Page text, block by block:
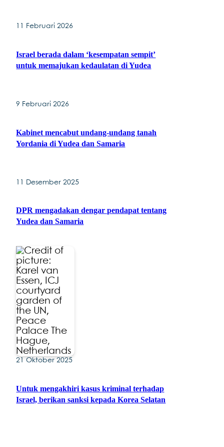
11 Februari 2026
Israel berada dalam ‘kesempatan sempit’
untuk memajukan kedaulatan di Yudea
9 Februari 2026
Kabinet mencabut undang-undang tanah
Yordania di Yudea dan Samaria
11 Desember 2025
DPR mengadakan dengar pendapat tentang
Yudea dan Samaria
21 Oktober 2025
Untuk mengakhiri kasus kriminal terhadap
Israel, berikan sanksi kepada Korea Selatan